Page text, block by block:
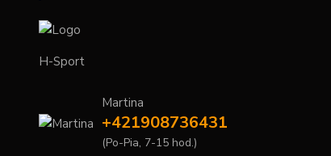
H-Sport
Martina
+421908736431
(Po-Pia, 7-15 hod.)